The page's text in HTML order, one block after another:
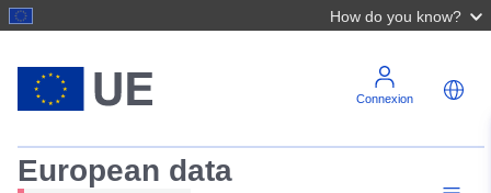
How do you know?
Connexion
European data